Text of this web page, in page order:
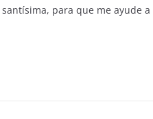
para que me ayude